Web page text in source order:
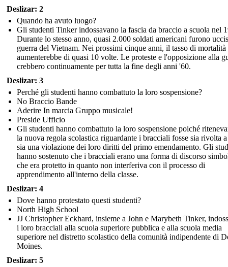
Deslizar: 2
Quando ha avuto luogo?
Gli studenti Tinker indossavano la fascia da braccio a scuola nel
Durante lo stesso anno, quasi 2.000 soldati americani furono
guerra del Vietnam. Nei prossimi cinque anni, il tasso di mortalità
aumenterebbe di quasi 10 volte. Le proteste e l'opposizione alla
crebbero continuamente per tutta la fine degli anni '60.
Deslizar: 3
Perché gli studenti hanno combattuto la loro sospensione?
No Braccio Bande
Aderire In marcia Gruppo musicale!
Preside Ufficio
Gli studenti hanno combattuto la loro sospensione poiché
la nuova regola scolastica riguardante i bracciali fosse sia rivolta
sia una violazione dei loro diritti del primo emendamento. Gli
hanno sostenuto che i bracciali erano una forma di discorso
che era protetto in quanto non interferiva con il processo di
apprendimento all'interno della classe.
Deslizar: 4
Dove hanno protestato questi studenti?
North High School
JJ Christopher Eckhard, insieme a John e Marybeth Tinker,
i loro bracciali alla scuola superiore pubblica e alla scuola media
superiore nel distretto scolastico della comunità indipendente di
Moines.
Deslizar: 5